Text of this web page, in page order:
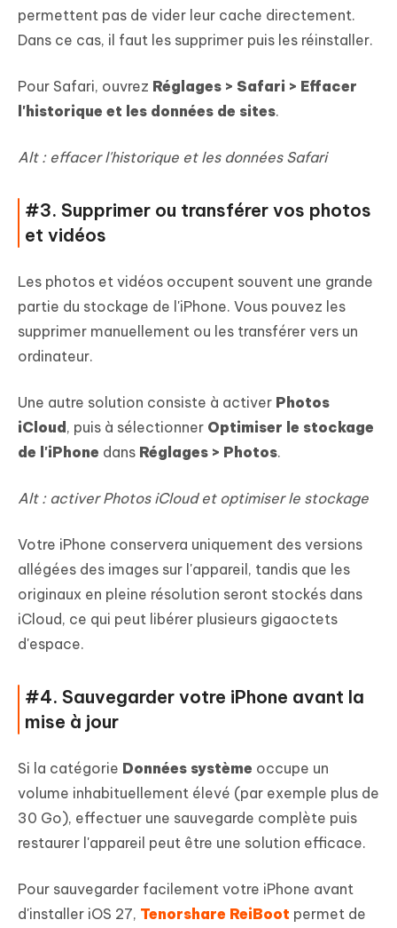
permettent pas de vider leur cache directement.
Dans ce cas, il faut les supprimer puis les réinstaller.
Pour Safari, ouvrez Réglages > Safari > Effacer
l'historique et les données de sites.
Alt : effacer l'historique et les données Safari
#3. Supprimer ou transférer vos photos
et vidéos
Les photos et vidéos occupent souvent une grande
partie du stockage de l'iPhone. Vous pouvez les
supprimer manuellement ou les transférer vers un
ordinateur.
Une autre solution consiste à activer Photos
iCloud, puis à sélectionner Optimiser le stockage
de l'iPhone dans Réglages > Photos.
Alt : activer Photos iCloud et optimiser le stockage
Votre iPhone conservera uniquement des versions
allégées des images sur l'appareil, tandis que les
originaux en pleine résolution seront stockés dans
iCloud, ce qui peut libérer plusieurs gigaoctets
d'espace.
#4. Sauvegarder votre iPhone avant la
mise à jour
Si la catégorie Données système occupe un
volume inhabituellement élevé (par exemple plus de
30 Go), effectuer une sauvegarde complète puis
restaurer l'appareil peut être une solution efficace.
Pour sauvegarder facilement votre iPhone avant
d'installer iOS 27, Tenorshare ReiBoot permet de